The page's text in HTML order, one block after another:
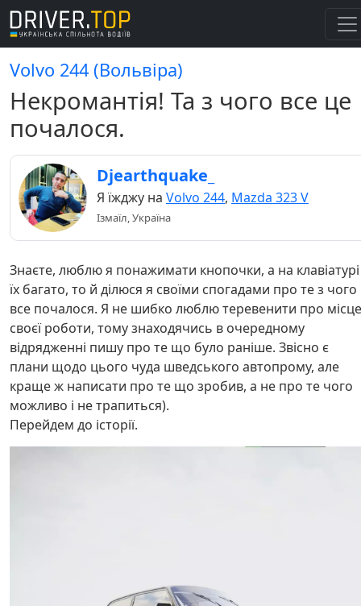
Volvo 244 (Вольвіра)
Некромантія! Та з чого все це
почалося.
Djearthquake_
Я їжджу на Volvo 244, Mazda 323 V
Ізмаїл, Україна
Знаєте, люблю я понажимати кнопочки, а на клавіатурі
їх багато, то й ділюся я своїми спогадами про те з чого
все почалося. Я не шибко люблю теревенити про місце
своєї роботи, тому знаходячись в очередному
відрядженні пишу про те що було раніше. Звісно є
плани щодо цього чуда шведського автопрому, але
краще ж написати про те що зробив, а не про те чого
можливо і не трапиться).
Перейдем до історії.